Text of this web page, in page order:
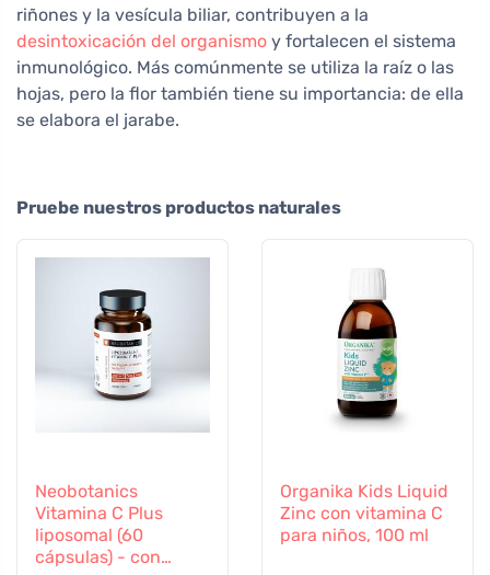
riñones y la vesícula biliar, contribuyen a la
desintoxicación del organismo y fortalecen el sistema
inmunológico. Más comúnmente se utiliza la raíz o las
hojas, pero la flor también tiene su importancia: de ella
se elabora el jarabe.
Pruebe nuestros productos naturales
Neobotanics
Vitamina C Plus
liposomal (60
cápsulas) - con
Organika Kids Liquid
Zinc con vitamina C
para niños, 100 ml